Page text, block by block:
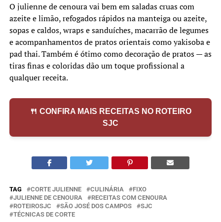
O julienne de cenoura vai bem em saladas cruas com
azeite e limão, refogados rápidos na manteiga ou azeite,
sopas e caldos, wraps e sanduíches, macarrão de legumes
e acompanhamentos de pratos orientais como yakisoba e
pad thai. Também é ótimo como decoração de pratos — as
tiras finas e coloridas dão um toque profissional a
qualquer receita.
🍴 CONFIRA MAIS RECEITAS NO ROTEIRO
SJC
TAG CORTE JULIENNE CULINÁRIA
FIXO
JULIENNE DE CENOURA
RECEITAS COM CENOURA
ROTEIROSJC
SÃO JOSÉ DOS CAMPOS
SJC
TÉCNICAS DE CORTE